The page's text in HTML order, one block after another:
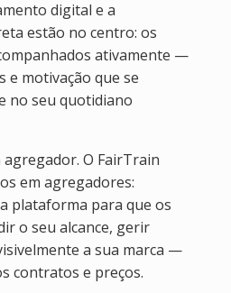
digital e a
estão no centro: os
ativamente —
e motivação que se
no seu quotidiano
O FairTrain
em agregadores:
plataforma para que os
o seu alcance, gerir
a sua marca —
contratos e preços.